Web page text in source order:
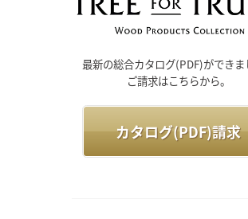
最新の総合カタログ(PDF)ができま
ご請求はこちらから。
カタログ(PDF)請求